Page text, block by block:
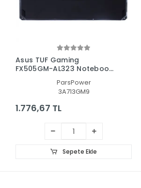
Asus TUF Gaming
FX505GM-AL323 Notebook
ParsPower
3A713GM9
1.776,67 TL
Sepete Ekle